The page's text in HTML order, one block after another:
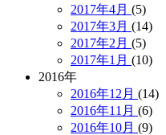
2017年4月 (5)
2017年3月 (14)
2017年2月 (5)
2017年1月 (10)
2016年
2016年12月 (14)
2016年11月 (6)
2016年10月 (9)